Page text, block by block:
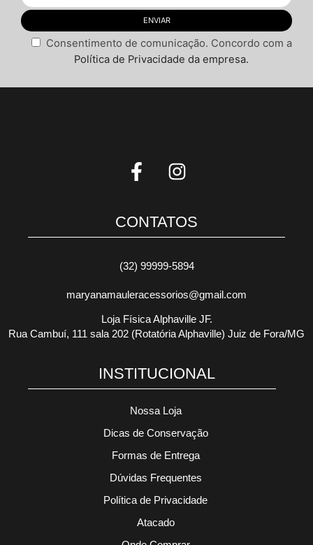
Consentimento de comunicação. Concordo com a
Política de Privacidade da empresa.
CONTATOS
(32) 99999-5894
maryanamauleracessorios@gmail.com
Loja Física Alphaville JF.
Rua Cambuí, 111 sala 202 (Rotatória Alphaville) Juiz de Fora/MG
INSTITUCIONAL
Nossa Loja
Dicas de Conservação
Formas de Entrega
Dúvidas Frequentes
Política de Privacidade
Atacado